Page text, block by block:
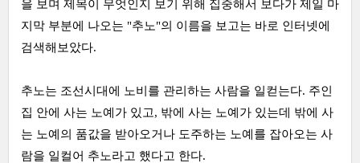
을 보며 제목이 무엇인지 보기 위해 집중해서 보다가 제일 마
지막 부분에 나오는 "추노"의 이름을 보고는 바로 인터넷에
검색해보았다.
추노는 조선시대에 노비를 관리하는 사람을 일컫는다. 주인
집 안에 사는 노예가 있고, 밖에 사는 노예가 있는데 밖에 사
는 노예의 품값을 받아오거나 도주하는 노예를 잡아오는 사
람을 일컬어 추노라고 했다고 한다.